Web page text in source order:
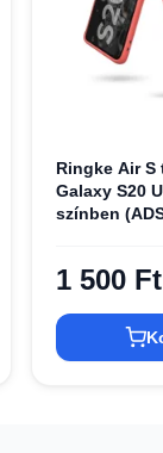
Ringke Air S
Galaxy S20
színben
1 500 Ft